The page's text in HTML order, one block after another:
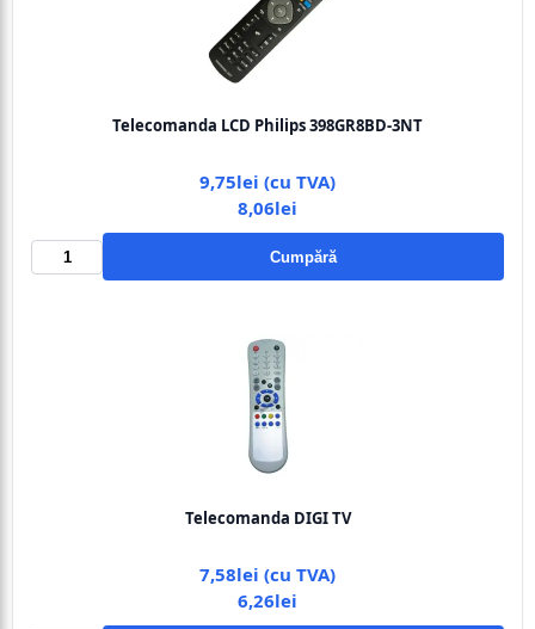
Telecomanda LCD Philips 398GR8BD-3NT
9,75lei (cu TVA)
8,06lei
Cumpără
Telecomanda DIGI TV
7,58lei (cu TVA)
6,26lei